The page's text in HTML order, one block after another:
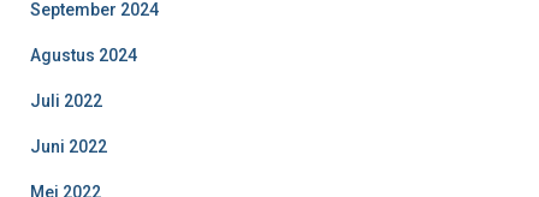
September 2024
Agustus 2024
Juli 2022
Juni 2022
Mei 2022